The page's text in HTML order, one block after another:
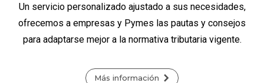
Un servicio personalizado ajustado a sus necesidades,
ofrecemos a empresas y Pymes las pautas y consejos
para adaptarse mejor a la normativa tributaria vigente.
Más información